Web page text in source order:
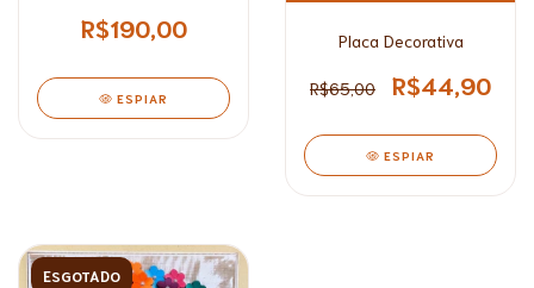
R$190,00
ESPIAR
Placa Decorativa
R$65,00 R$44,90
ESPIAR
ESGOTADO